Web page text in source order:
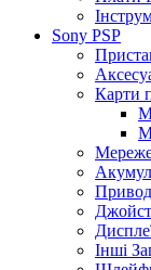
Sony PSP
Карти
Інші